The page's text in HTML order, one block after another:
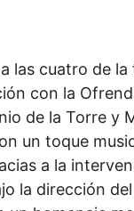
las cuatro de la
con la
de la Torre y
un toque
a la
la dirección